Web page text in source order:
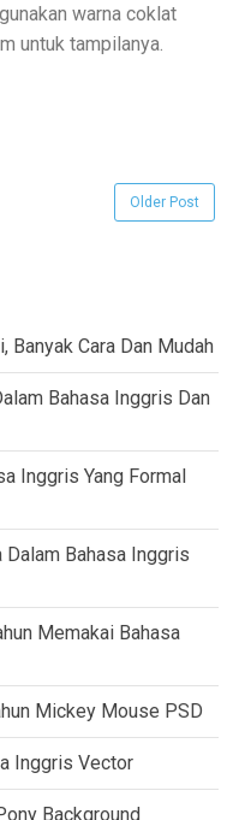
warna coklat
untuk tampilanya.
Older Post
Banyak Cara Dan Mudah
Bahasa Inggris Dan
Inggris Yang Formal
Dalam Bahasa Inggris
Memakai Bahasa
Mickey Mouse PSD
Inggris Vector
Background